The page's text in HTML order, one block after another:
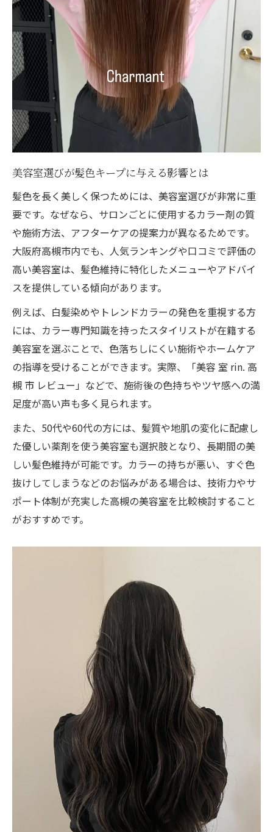
美容室選びが髪色キープに与える影響とは
髪色を長く美しく保つためには、美容室選びが非常に重
要です。なぜなら、サロンごとに使用するカラー剤の質
や施術方法、アフターケアの提案力が異なるためです。
大阪府高槻市内でも、人気ランキングや口コミで評価の
高い美容室は、髪色維持に特化したメニューやアドバイ
スを提供している傾向があります。
例えば、白髪染めやトレンドカラーの発色を重視する方
には、カラー専門知識を持ったスタイリストが在籍する
美容室を選ぶことで、色落ちしにくい施術やホームケア
の指導を受けることができます。実際、「美容 室 rin. 高
槻 市 レビュー」などで、施術後の色持ちやツヤ感への満
足度が高い声も多く見られます。
また、50代や60代の方には、髪質や地肌の変化に配慮し
た優しい薬剤を使う美容室も選択肢となり、長期間の美
しい髪色維持が可能です。カラーの持ちが悪い、すぐ色
抜けしてしまうなどのお悩みがある場合は、技術力やサ
ポート体制が充実した高槻の美容室を比較検討すること
がおすすめです。